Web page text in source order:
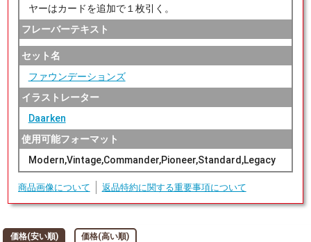
ヤーはカードを追加で１枚引く。
フレーバーテキスト
セット名
ファウンデーションズ
イラストレーター
Daarken
使用可能フォーマット
Modern,Vintage,Commander,Pioneer,Standard,Legacy
商品画像について 返品特約に関する重要事項について
価格(安い順) 価格(高い順)